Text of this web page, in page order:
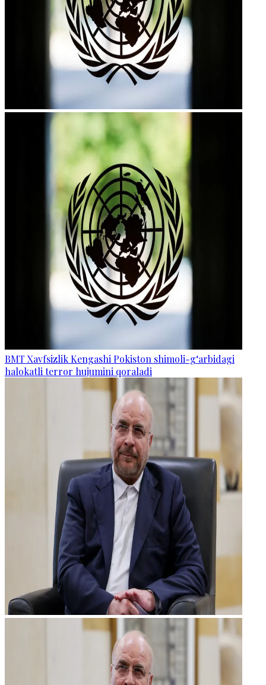
BMT Xavfsizlik Kengashi Pokiston shimoli-g‘arbidagi
halokatli terror hujumini qoraladi